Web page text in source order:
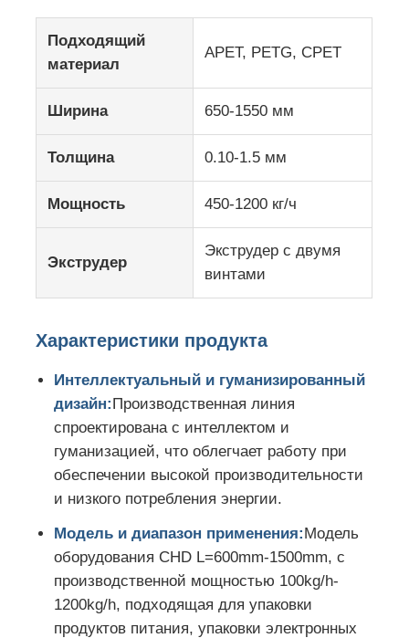
Подходящий
материал
APET, PETG, CPET
Ширина 650-1550 мм
Толщина 0.10-1.5 мм
Мощность 450-1200 кг/ч
Экструдер
Экструдер с двумя
винтами
Характеристики продукта
Интеллектуальный и гуманизированный
дизайн:Производственная линия
спроектирована с интеллектом и
гуманизацией, что облегчает работу при
обеспечении высокой производительности
и низкого потребления энергии.
Модель и диапазон применения:Модель
оборудования CHD L=600mm-1500mm, с
производственной мощностью 100kg/h-
1200kg/h, подходящая для упаковки
продуктов питания, упаковки электронных